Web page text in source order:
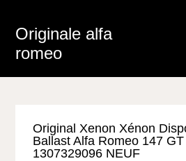
Originale alfa
romeo
Original Xenon Xénon
Ballast Alfa Romeo 147 GT
1307329096 NEUF